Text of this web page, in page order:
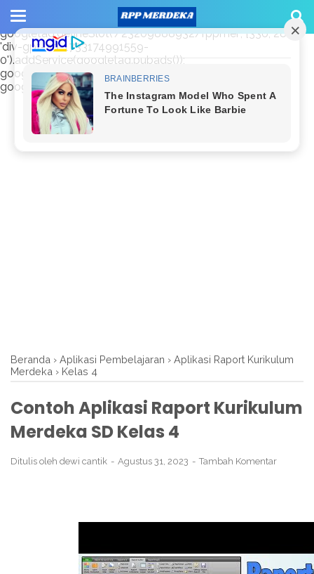
window.googletag = window.googletag || {cmd: []};
googletag.cmd.push(function() {
googletag.defineSlot('/23209888932/rppmer', [336, 280],
'div-gpt-ad-1733174991559-
0').addService(googletag.pubads());
googletag.pubads().enableSingleRequest();
googletag.enableServices(); });
Beranda › Aplikasi Pembelajaran › Aplikasi Raport Kurikulum
Merdeka › Kelas 4
Contoh Aplikasi Raport Kurikulum
Merdeka SD Kelas 4
Ditulis oleh dewi cantik Agustus 31, 2023 Tambah Komentar